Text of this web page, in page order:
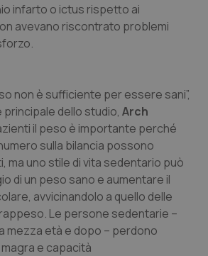
urogenitali
impianti
infarto o ictus rispetto ai
avevano riscontrato problemi
non è sufficiente per essere sani”,
dello studio, Arch
il peso è importante perché
sulla bilancia possono
ma uno stile di vita sedentario può
di un peso sano e aumentare il
avvicinandolo a quello delle
Le persone sedentarie –
mezza età e dopo – perdono
e capacità